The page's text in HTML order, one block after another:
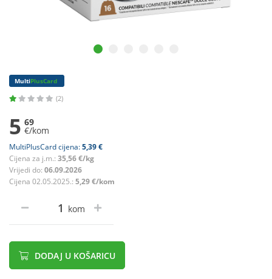
MultiPlusCard
(2)
5 69
€/kom
MultiPlusCard cijena:5,39 €
Cijena za j.m.: 35,56 €/kg
Vrijedi do: 06.09.2026
Cijena 02.05.2025.: 5,29 €/kom
kom
DODAJ U KOŠARICU